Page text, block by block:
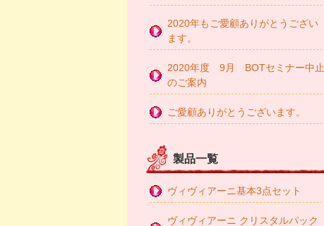
2020年もご愛顧ありがとうござい
ます。
2020年度 9月 BOTセミナー中止
のご案内
ご愛顧ありがとうございます。
製品一覧
ヴィヴィアーニ基本3点セット
ヴィヴィアーニ クリスタルパック